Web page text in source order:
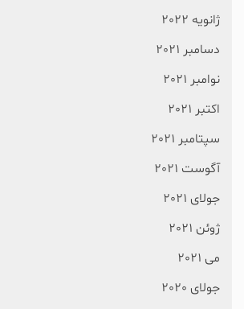
ژانویه 2022
دسامبر 2021
نوامبر 2021
اکتبر 2021
سپتامبر 2021
آگوست 2021
جولای 2021
ژوئن 2021
می 2021
جولای 2020